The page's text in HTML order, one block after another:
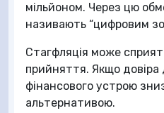
мільйоном. Через цю
називають “цифровим
Стагфляція може
прийняття. Якщо довіра
фінансового устрою
альтернативою.